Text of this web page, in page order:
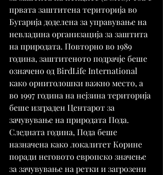
првата заштитена територија во
Бугарија доделена за управување на
невладина организација за заштита
на природата. Повторно во 1989
година, заштитеното подрачје беше
означено од BirdLife International
како орнитолошки важно место, а
во 1997 година на нејзина територија
беше изграден Центарот за
зачувување на природата Пода.
Следната година, Пода беше
назначена како локалитет Корине
поради неговото европско значење
за зачувување на ретки и загрозени